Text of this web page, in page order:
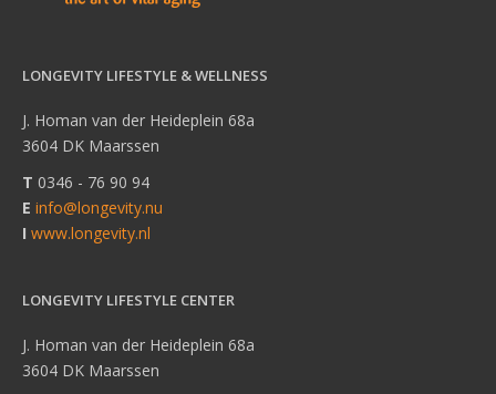
LONGEVITY LIFESTYLE & WELLNESS
J. Homan van der Heideplein 68a
3604 DK Maarssen
T 0346 - 76 90 94
E info@longevity.nu
I www.longevity.nl
LONGEVITY LIFESTYLE CENTER
J. Homan van der Heideplein 68a
3604 DK Maarssen